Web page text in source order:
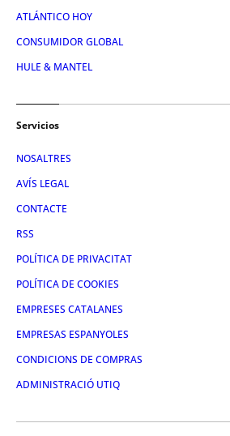
ATLÁNTICO HOY
CONSUMIDOR GLOBAL
HULE & MANTEL
Servicios
NOSALTRES
AVÍS LEGAL
CONTACTE
RSS
POLÍTICA DE PRIVACITAT
POLÍTICA DE COOKIES
EMPRESES CATALANES
EMPRESAS ESPANYOLES
CONDICIONS DE COMPRAS
ADMINISTRACIÓ UTIQ